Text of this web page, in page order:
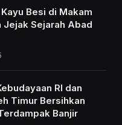
Besi di Makam
Jejak Sejarah Abad
RI dan
Timur Bersihkan
Banjir